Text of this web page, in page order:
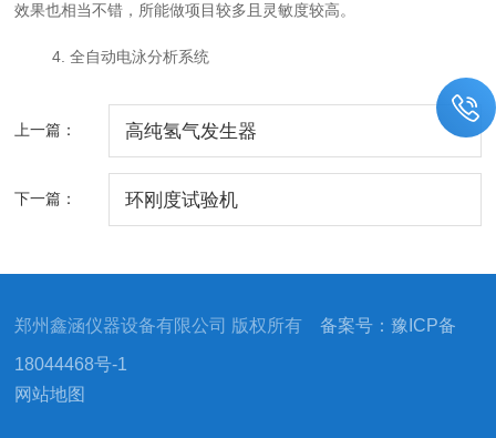
效果也相当不错，所能做项目较多且灵敏度较高。
4. 全自动电泳分析系统
上一篇： 高纯氢气发生器
下一篇： 环刚度试验机
郑州鑫涵仪器设备有限公司 版权所有备案号：豫ICP备
18044468号-1
网站地图